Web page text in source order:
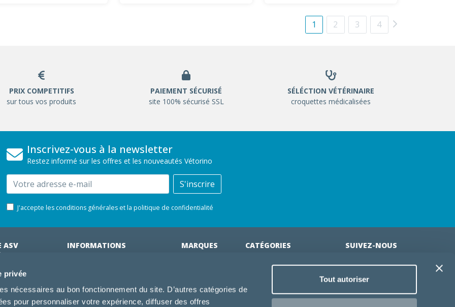
privée
nécessaires au bon fonctionnement du site. D’autres catégories de
pour personnaliser votre expérience, diffuser des offres
Tout autoriser
1 2 3 4
PRIX COMPETITIFS
sur tous vos produits
PAIEMENT SÉCURISÉ
site 100% sécurisé SSL
SÉLÉCTION VÉTÉRINAIRE
croquettes médicalisées
Inscrivez-vous à la newsletter
Restez informé sur les offres et les nouveautés Vétorino
Email S'inscrire
J'accepte les conditions générales et la politique de confidentialité
ASV
clinique
clients
INFORMATIONS
À propos de nous
Offres pour les vétérinaires
MARQUES
Hill's pet Nutrition
Virbac
CATÉGORIES
Jouets chien
SUIVEZ-NOUS